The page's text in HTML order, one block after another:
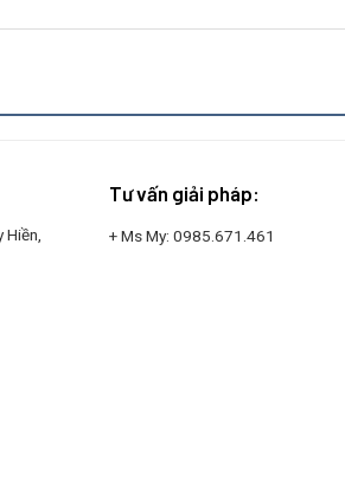
Tư vấn giải pháp:
+ Ms My: 0985.671.461